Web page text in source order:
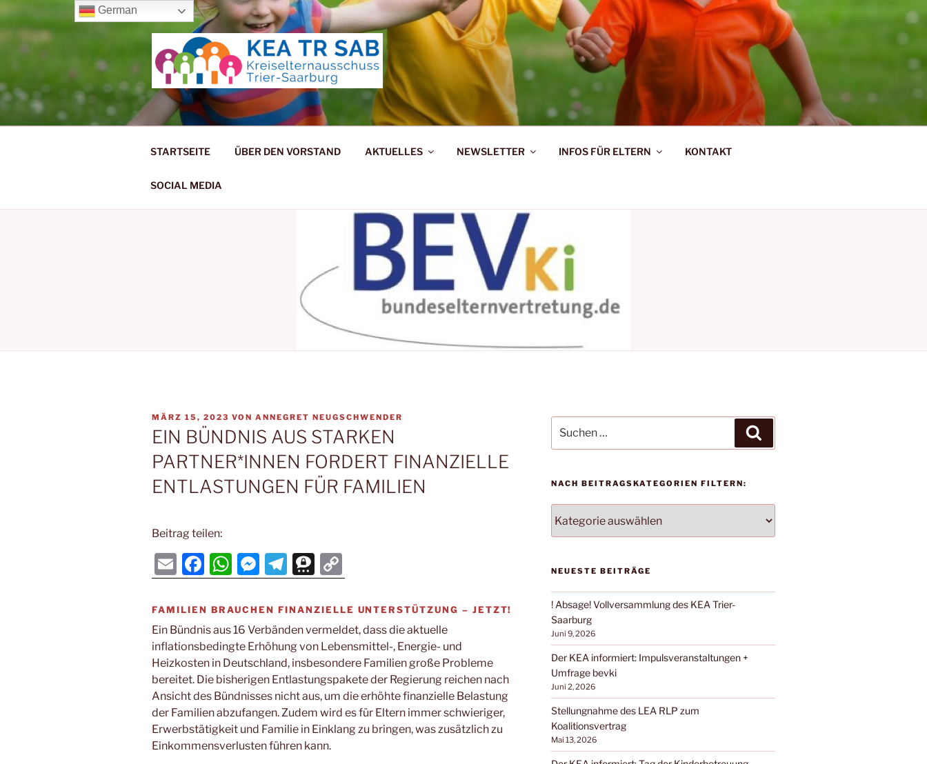
Zum
springen
KREISELTERNAUSSCHUSS TRIER-SAARBURG
STARTSEITE ÜBER DEN VORSTAND AKTUELLES NEWSLETTER INFOS FÜR ELTERN KONTAKT
SOCIAL MEDIA
VERÖFFENTLICHT
AM
MÄRZ 15, 2023 VON ANNEGRET NEUGSCHWENDER
EIN BÜNDNIS AUS STARKEN
PARTNER*INNEN FORDERT FINANZIELLE
ENTLASTUNGEN FÜR FAMILIEN
Beitrag teilen:
E
m
ai
l
F
a
c
e
b
o
o
k
W
h
at
s
A
p
p
M
e
ss
e
n
g
er
T
el
e
gr
a
m
T
hr
e
e
m
a
o
p
y
Li
n
k
FAMILIEN BRAUCHEN FINANZIELLE UNTERSTÜTZUNG – JETZT!
Ein Bündnis aus 16 Verbänden vermeldet, dass die aktuelle
inflationsbedingte Erhöhung von Lebensmittel-, Energie- und
Heizkosten in Deutschland, insbesondere Familien große Probleme
bereitet. Die bisherigen Entlastungspakete der Regierung reichen nach
Ansicht des Bündnisses nicht aus, um die erhöhte finanzielle Belastung
der Familien abzufangen. Zudem wird es für Eltern immer schwieriger,
Erwerbstätigkeit und Familie in Einklang zu bringen, was zusätzlich zu
Einkommensverlusten führen kann.
nach:
NACH BEITRAGSKATEGORIEN FILTERN:
BEITRAGSKATEGORIEN
FILTERN:
NEUESTE BEITRÄGE
! Absage! Vollversammlung des KEA Trier-
Saarburg
Juni 9, 2026
Der KEA informiert: Impulsveranstaltungen +
Umfrage bevki
Juni 2, 2026
Stellungnahme des LEA RLP zum
Koalitionsvertrag
Mai 13, 2026
German